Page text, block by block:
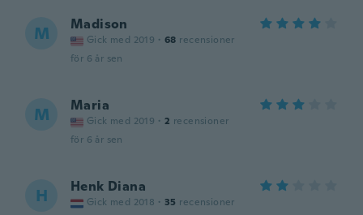
M Madison
Gick med 2019 · 68 recensioner
för 6 år sen
M Maria
Gick med 2019 · 2 recensioner
för 6 år sen
H Henk Diana
Gick med 2018 · 35 recensioner